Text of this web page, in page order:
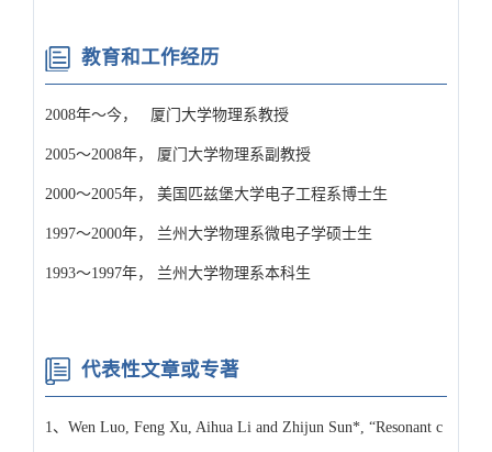
教育和工作经历
2008年～今， 厦门大学物理系教授
2005～2008年， 厦门大学物理系副教授
2000～2005年， 美国匹兹堡大学电子工程系博士生
1997～2000年， 兰州大学物理系微电子学硕士生
1993～1997年， 兰州大学物理系本科生
代表性文章或专著
1、Wen Luo, Feng Xu, Aihua Li and Zhijun Sun*, “Resonant c